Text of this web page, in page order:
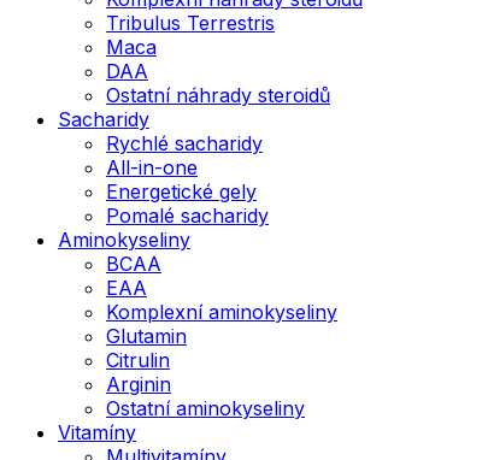
Tribulus Terrestris
Maca
DAA
Ostatní náhrady steroidů
Sacharidy
Rychlé sacharidy
All-in-one
Energetické gely
Pomalé sacharidy
Aminokyseliny
BCAA
EAA
Komplexní aminokyseliny
Glutamin
Citrulin
Arginin
Ostatní aminokyseliny
Vitamíny